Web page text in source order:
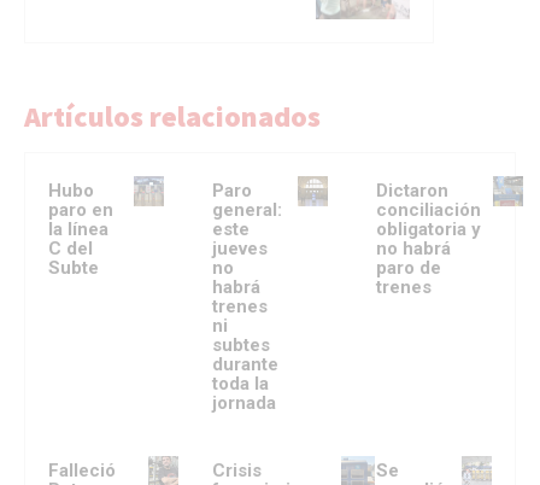
Artículos relacionados
Hubo
paro en
la línea
C del
Subte
Paro
general:
este
jueves
no
habrá
trenes
ni
subtes
durante
toda la
jornada
Dictaron
conciliación
obligatoria y
no habrá
paro de
trenes
Falleció
Crisis
Se